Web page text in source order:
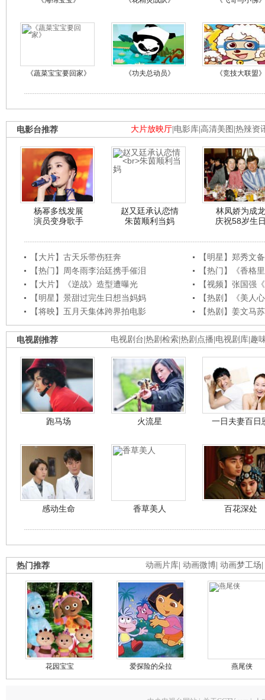
《蔬菜宝宝要回家》 《功夫总动员》 《竞技大联盟》
大片放映厅 电影库 高清美图 热辣资
电影台推荐
杨幂多线发展
演员变身歌手
赵又廷承认恋情
朱茵顺利当妈
林凤娇为成龙
庆祝58岁生
【大片】古天乐带伤狂奔
【明星】郑秀文
【热门】周冬雨李治廷携手催泪
【热门】《香格
【大片】《逆战》造型遭曝光
【视频】张国强
【明星】景甜过完生日想当妈妈
【热剧】《美人
【将映】五月天集体跨界拍电影
【热剧】姜文马
电视剧台 热剧检索 热剧点播 电视剧库 趣
电视剧推荐
跑马场 火流星 一日夫妻百日
感动生命 香草美人 百花深处
动画片库 动画微博 动画梦工场
热门推荐
花园宝宝 爱探险的朵拉 燕尾侠